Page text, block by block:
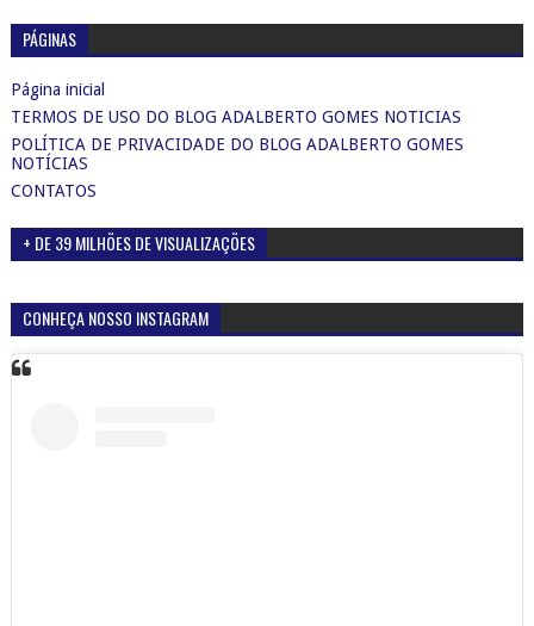
PÁGINAS
Página inicial
TERMOS DE USO DO BLOG ADALBERTO GOMES NOTICIAS
POLÍTICA DE PRIVACIDADE DO BLOG ADALBERTO GOMES
NOTÍCIAS
CONTATOS
+ DE 39 MILHÕES DE VISUALIZAÇÕES
CONHEÇA NOSSO INSTAGRAM